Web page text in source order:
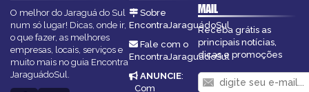
O melhor do Jaraguá do Sul
num só lugar! Dicas, onde ir,
o que fazer, as melhores
empresas, locais, serviços e
muito mais no guia Encontra
JaraguádoSul.
Sobre
EncontraJaraguádoSul
Fale com o
EncontraJaraguádoSul
ANUNCIE:
Com
MAIL
Receba grátis as
principais notícias,
dicas e promoções